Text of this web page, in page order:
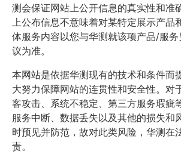
测会保证网站上公开信息的真实性和准
上公布信息不意味着对某特定展示产品
体服务内容以您与华测就该项产品/服
议为准。
本网站是依据华测现有的技术和条件而
大努力保障网站的连贯性和安全性。对
客攻击、系统不稳定、第三方服务瑕疵
服务中断、数据丢失以及其他的损失和
时预见并防范，故对此类风险，华测在
责。